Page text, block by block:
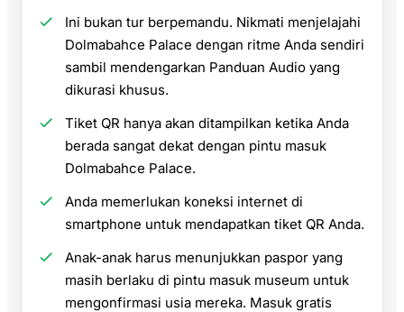
Ini bukan tur berpemandu. Nikmati menjelajahi
Dolmabahce Palace dengan ritme Anda sendiri
sambil mendengarkan Panduan Audio yang
dikurasi khusus.
Tiket QR hanya akan ditampilkan ketika Anda
berada sangat dekat dengan pintu masuk
Dolmabahce Palace.
Anda memerlukan koneksi internet di
smartphone untuk mendapatkan tiket QR Anda.
Anak-anak harus menunjukkan paspor yang
masih berlaku di pintu masuk museum untuk
mengonfirmasi usia mereka. Masuk gratis